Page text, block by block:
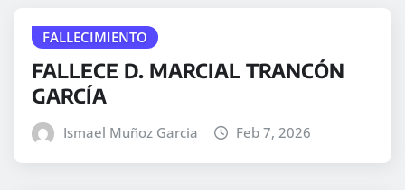
FALLECIMIENTO
FALLECE D. MARCIAL TRANCÓN
GARCÍA
Ismael Muñoz Garcia Feb 7, 2026